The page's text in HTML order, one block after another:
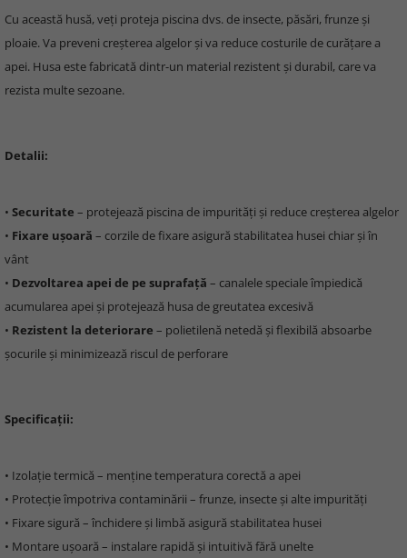
Cu această husă, veți proteja piscina dvs. de insecte, păsări, frunze și
ploaie. Va preveni creșterea algelor și va reduce costurile de curățare a
apei. Husa este fabricată dintr-un material rezistent și durabil, care va
rezista multe sezoane.
Detalii:
• Securitate – protejează piscina de impurități și reduce creșterea algelor
• Fixare ușoară – corzile de fixare asigură stabilitatea husei chiar și în
vânt
• Dezvoltarea apei de pe suprafață – canalele speciale împiedică
acumularea apei și protejează husa de greutatea excesivă
• Rezistent la deteriorare – polietilenă netedă și flexibilă absoarbe
șocurile și minimizează riscul de perforare
Specificații:
• Izolație termică – menține temperatura corectă a apei
• Protecție împotriva contaminării – frunze, insecte și alte impurități
• Fixare sigură – închidere și limbă asigură stabilitatea husei
• Montare ușoară – instalare rapidă și intuitivă fără unelte